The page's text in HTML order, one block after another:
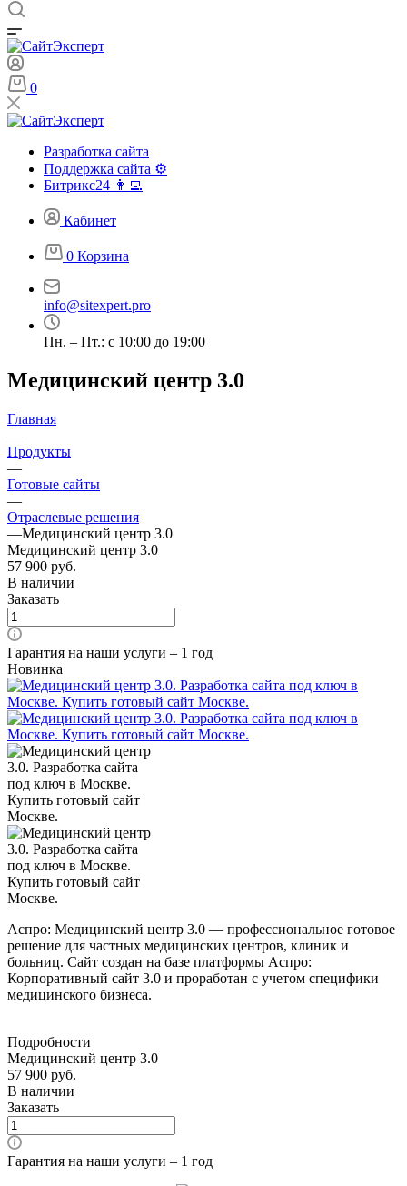
0
Разработка сайта
Поддержка сайта ⚙️
Битрикс24 👩‍💻
Кабинет
0 Корзина
info@sitexpert.pro
Пн. – Пт.: с 10:00 до 19:00
Медицинский центр 3.0
Главная
—
Продукты
—
Готовые сайты
—
Отраслевые решения
—Медицинский центр 3.0
Медицинский центр 3.0
57 900 руб.
В наличии
Заказать
Гарантия на наши услуги – 1 год
Новинка
Аспро: Медицинский центр 3.0 — профессиональное готовое
решение для частных медицинских центров, клиник и
больниц. Сайт создан на базе платформы Аспро:
Корпоративный сайт 3.0 и проработан с учетом специфики
медицинского бизнеса.
Подробности
Медицинский центр 3.0
57 900 руб.
В наличии
Заказать
Гарантия на наши услуги – 1 год